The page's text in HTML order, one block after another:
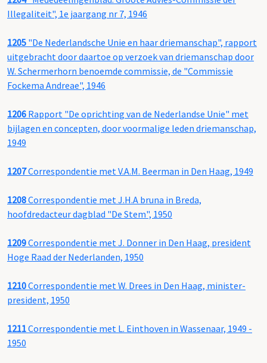
Illegaliteit", 1e jaargang nr 7, 1946
1205 "De Nederlandsche Unie en haar driemanschap", rapport
uitgebracht door daartoe op verzoek van driemanschap door
W. Schermerhorn benoemde commissie, de "Commissie
Fockema Andreae", 1946
1206 Rapport "De oprichting van de Nederlandse Unie" met
bijlagen en concepten, door voormalige leden driemanschap,
1949
1207Correspondentie met V.A.M. Beerman in Den Haag, 1949
1208Correspondentie met J.H.A bruna in Breda,
hoofdredacteur dagblad "De Stem", 1950
1209Correspondentie met J. Donner in Den Haag, president
Hoge Raad der Nederlanden, 1950
1210Correspondentie met W. Drees in Den Haag, minister-
president, 1950
1211Correspondentie met L. Einthoven in Wassenaar, 1949 -
1950